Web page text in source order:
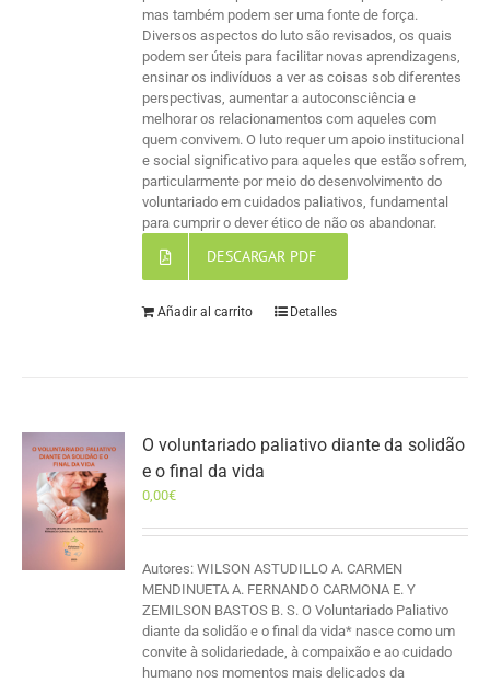
mas também podem ser uma fonte de força.
Diversos aspectos do luto são revisados, os quais
podem ser úteis para facilitar novas aprendizagens,
ensinar os indivíduos a ver as coisas sob diferentes
perspectivas, aumentar a autoconsciência e
melhorar os relacionamentos com aqueles com
quem convivem. O luto requer um apoio institucional
e social significativo para aqueles que estão sofrem,
particularmente por meio do desenvolvimento do
voluntariado em cuidados paliativos, fundamental
para cumprir o dever ético de não os abandonar.
DESCARGAR PDF
Añadir al carrito Detalles
O voluntariado paliativo diante da solidão
e o final da vida
0,00€
Autores: WILSON ASTUDILLO A. CARMEN
MENDINUETA A. FERNANDO CARMONA E. Y
ZEMILSON BASTOS B. S. O Voluntariado Paliativo
diante da solidão e o final da vida* nasce como um
convite à solidariedade, à compaixão e ao cuidado
humano nos momentos mais delicados da